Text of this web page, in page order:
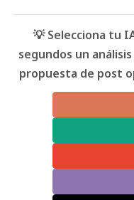
💡 Selecciona tu
segundos un
propuesta de post